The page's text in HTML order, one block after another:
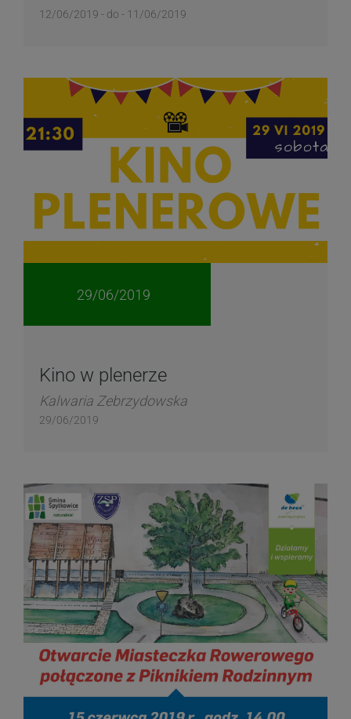
12/06/2019 - do - 11/06/2019
29/06/2019
Kino w plenerze
Kalwaria Zebrzydowska
29/06/2019